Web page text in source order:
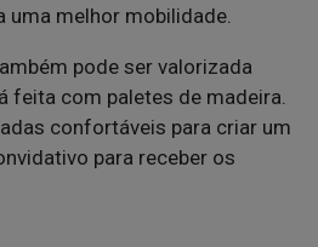
uma melhor mobilidade.
pode ser valorizada
feita com paletes de madeira.
confortáveis para criar um
para receber os